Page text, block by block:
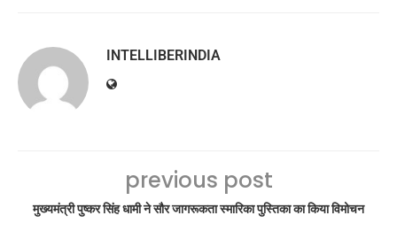
INTELLIBERINDIA
previous post
मुख्यमंत्री पुष्कर सिंह धामी ने सौर जागरूकता स्मारिका पुस्तिका का किया विमोचन